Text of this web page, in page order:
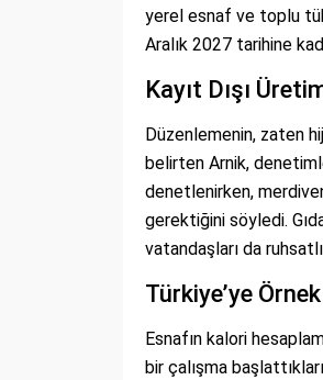
yerel esnaf ve toplu
Aralık 2027 tarihine
Kayıt Dışı
Düzenlemenin, zaten
belirten Arnik,
denetlenirken,
gerektiğini söyledi.
vatandaşları da
Türkiye’ye
Esnafın kalori
bir çalışma